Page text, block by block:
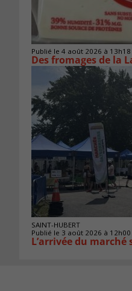
Publié le 4 août 2026 à 13h18
Des fromages de la
SAINT-HUBERT
Publié le 3 août 2026 à 12h00
L’arrivée du